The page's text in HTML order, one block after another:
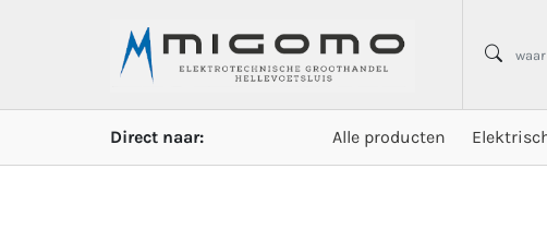
Direct naar: Alle producten